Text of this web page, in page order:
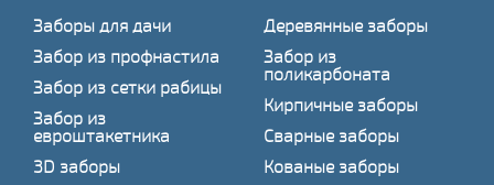
Заборы для дачи
Забор из профнастила
Забор из сетки рабицы
Забор из
евроштакетника
3D заборы
Деревянные заборы
Забор из
поликарбоната
Кирпичные заборы
Сварные заборы
Кованые заборы